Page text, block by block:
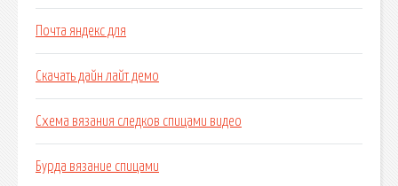
Почта яндекс для
Скачать дайн лайт демо
Схема вязания следков спицами видео
Бурда вязание спицами